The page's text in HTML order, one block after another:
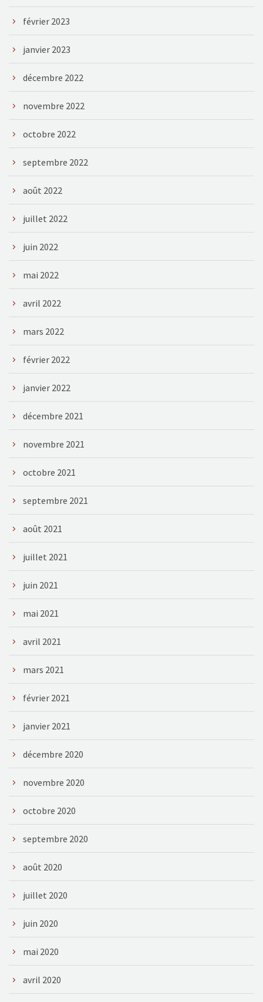
février 2023
janvier 2023
décembre 2022
novembre 2022
octobre 2022
septembre 2022
août 2022
juillet 2022
juin 2022
mai 2022
avril 2022
mars 2022
février 2022
janvier 2022
décembre 2021
novembre 2021
octobre 2021
septembre 2021
août 2021
juillet 2021
juin 2021
mai 2021
avril 2021
mars 2021
février 2021
janvier 2021
décembre 2020
novembre 2020
octobre 2020
septembre 2020
août 2020
juillet 2020
juin 2020
mai 2020
avril 2020